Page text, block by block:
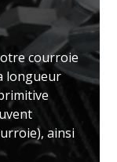
courroie
longueur
ainsi